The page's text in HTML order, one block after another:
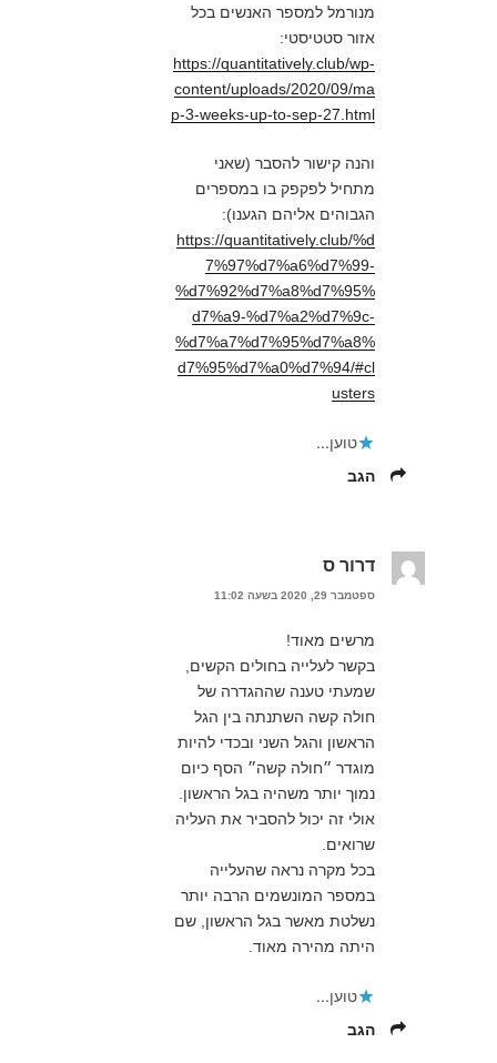
מנורמל למספר האנשים בכל
אזור סטטיסטי:
https://quantitatively.club/wp-
content/uploads/2020/09/ma
p-3-weeks-up-to-sep-27.html
והנה קישור להסבר (שאני
מתחיל לפקפק בו במספרים
הגבוהים אליהם הגענו):
https://quantitatively.club/%d
7%97%d7%a6%d7%99-
%d7%92%d7%a8%d7%95%
d7%a9-%d7%a2%d7%9c-
%d7%a7%d7%95%d7%a8%
d7%95%d7%a0%d7%94/#cl
usters
טוען...
הגב
דרור ס
ספטמבר 29, 2020 בשעה 11:02
מרשים מאוד!
בקשר לעלייה בחולים הקשים,
שמעתי טענה שההגדרה של
חולה קשה השתנתה בין הגל
הראשון והגל השני ובכדי להיות
מוגדר ״חולה קשה״ הסף כיום
נמוך יותר משהיה בגל הראשון.
אולי זה יכול להסביר את העליה
שרואים.
בכל מקרה נראה שהעלייה
במספר המונשמים הרבה יותר
נשלטת מאשר בגל הראשון, שם
היתה מהירה מאוד.
טוען...
הגב